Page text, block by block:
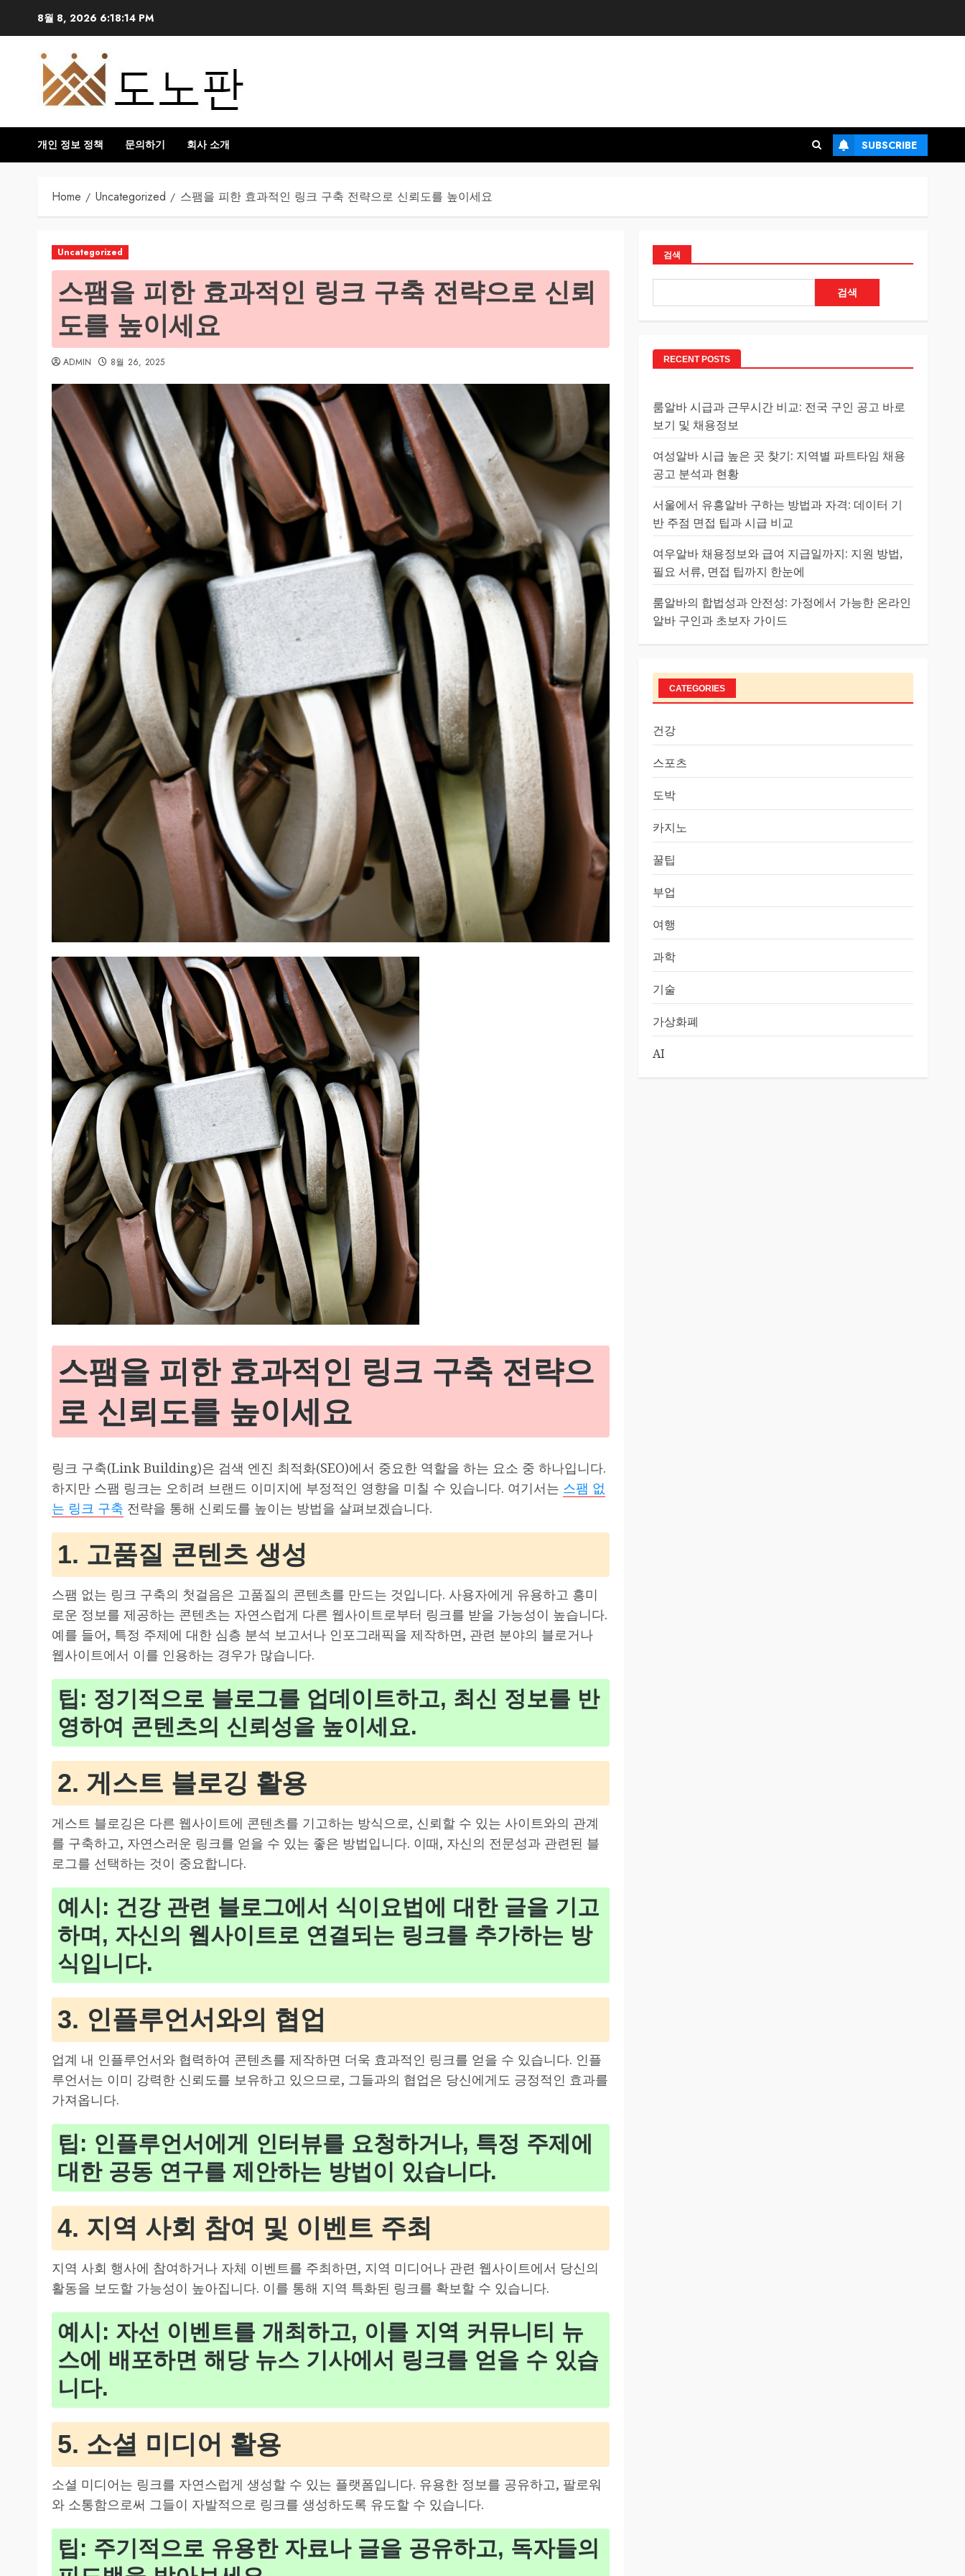
8월 8, 2026 6:18:16 PM
개인 정보 정책 문의하기 회사 소개 SUBSCRIBE
Home Uncategorized 스팸을 피한 효과적인 링크 구축 전략으로 신뢰도를 높이세요
Uncategorized
스팸을 피한 효과적인 링크 구축 전략으로 신뢰
도를 높이세요
ADMIN 8월 26, 2025
스팸을 피한 효과적인 링크 구축 전략으
로 신뢰도를 높이세요
링크 구축(Link Building)은 검색 엔진 최적화(SEO)에서 중요한 역할을 하는 요소 중 하나입니다.
하지만 스팸 링크는 오히려 브랜드 이미지에 부정적인 영향을 미칠 수 있습니다. 여기서는 스팸 없
는 링크 구축 전략을 통해 신뢰도를 높이는 방법을 살펴보겠습니다.
1. 고품질 콘텐츠 생성
스팸 없는 링크 구축의 첫걸음은 고품질의 콘텐츠를 만드는 것입니다. 사용자에게 유용하고 흥미
로운 정보를 제공하는 콘텐츠는 자연스럽게 다른 웹사이트로부터 링크를 받을 가능성이 높습니다.
예를 들어, 특정 주제에 대한 심층 분석 보고서나 인포그래픽을 제작하면, 관련 분야의 블로거나
웹사이트에서 이를 인용하는 경우가 많습니다.
팁: 정기적으로 블로그를 업데이트하고, 최신 정보를 반
영하여 콘텐츠의 신뢰성을 높이세요.
2. 게스트 블로깅 활용
게스트 블로깅은 다른 웹사이트에 콘텐츠를 기고하는 방식으로, 신뢰할 수 있는 사이트와의 관계
를 구축하고, 자연스러운 링크를 얻을 수 있는 좋은 방법입니다. 이때, 자신의 전문성과 관련된 블
로그를 선택하는 것이 중요합니다.
예시: 건강 관련 블로그에서 식이요법에 대한 글을 기고
하며, 자신의 웹사이트로 연결되는 링크를 추가하는 방
식입니다.
3. 인플루언서와의 협업
업계 내 인플루언서와 협력하여 콘텐츠를 제작하면 더욱 효과적인 링크를 얻을 수 있습니다. 인플
루언서는 이미 강력한 신뢰도를 보유하고 있으므로, 그들과의 협업은 당신에게도 긍정적인 효과를
가져옵니다.
팁: 인플루언서에게 인터뷰를 요청하거나, 특정 주제에
대한 공동 연구를 제안하는 방법이 있습니다.
4. 지역 사회 참여 및 이벤트 주최
지역 사회 행사에 참여하거나 자체 이벤트를 주최하면, 지역 미디어나 관련 웹사이트에서 당신의
활동을 보도할 가능성이 높아집니다. 이를 통해 지역 특화된 링크를 확보할 수 있습니다.
예시: 자선 이벤트를 개최하고, 이를 지역 커뮤니티 뉴
스에 배포하면 해당 뉴스 기사에서 링크를 얻을 수 있습
니다.
5. 소셜 미디어 활용
소셜 미디어는 링크를 자연스럽게 생성할 수 있는 플랫폼입니다. 유용한 정보를 공유하고, 팔로워
와 소통함으로써 그들이 자발적으로 링크를 생성하도록 유도할 수 있습니다.
팁: 주기적으로 유용한 자료나 글을 공유하고, 독자들의
검색
검색
RECENT POSTS
룸알바 시급과 근무시간 비교: 전국 구인 공고 바로
보기 및 채용정보
여성알바 시급 높은 곳 찾기: 지역별 파트타임 채용
공고 분석과 현황
서울에서 유흥알바 구하는 방법과 자격: 데이터 기
반 주점 면접 팁과 시급 비교
여우알바 채용정보와 급여 지급일까지: 지원 방법,
필요 서류, 면접 팁까지 한눈에
룸알바의 합법성과 안전성: 가정에서 가능한 온라인
알바 구인과 초보자 가이드
CATEGORIES
건강
스포츠
도박
카지노
꿀팁
부업
여행
과학
기술
가상화폐
AI